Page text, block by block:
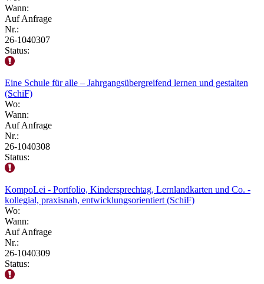
Wann:
Auf Anfrage
Nr.:
26-1040307
Status:
Eine Schule für alle – Jahrgangsübergreifend lernen und gestalten
(SchiF)
Wo:
Wann:
Auf Anfrage
Nr.:
26-1040308
Status:
KompoLei - Portfolio, Kindersprechtag, Lernlandkarten und Co. -
kollegial, praxisnah, entwicklungsorientiert (SchiF)
Wo:
Wann:
Auf Anfrage
Nr.:
26-1040309
Status: